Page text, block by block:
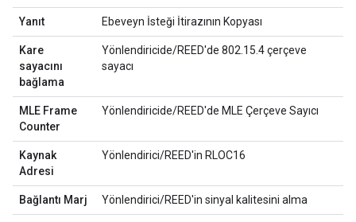
Yanıt Ebeveyn İsteği İtirazının Kopyası
Kare
sayacını
bağlama
Yönlendiricide/REED'de 802.15.4 çerçeve
sayacı
MLE Frame
Counter
Yönlendiricide/REED'de MLE Çerçeve Sayıcı
Kaynak
Adresi
Yönlendirici/REED'in RLOC16
Bağlantı Marj Yönlendirici/REED'in sinyal kalitesini alma